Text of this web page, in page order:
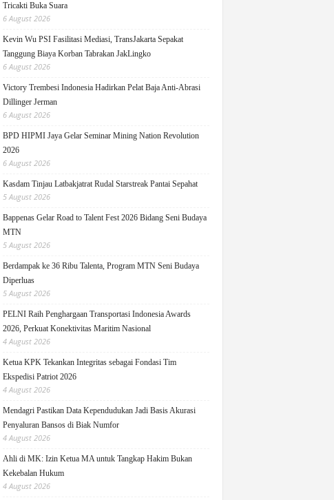
Tricakti Buka Suara
6 August 2026
Kevin Wu PSI Fasilitasi Mediasi, TransJakarta Sepakat
Tanggung Biaya Korban Tabrakan JakLingko
6 August 2026
Victory Trembesi Indonesia Hadirkan Pelat Baja Anti-Abrasi
Dillinger Jerman
6 August 2026
BPD HIPMI Jaya Gelar Seminar Mining Nation Revolution
2026
6 August 2026
Kasdam Tinjau Latbakjatrat Rudal Starstreak Pantai Sepahat
5 August 2026
Bappenas Gelar Road to Talent Fest 2026 Bidang Seni Budaya
MTN
5 August 2026
Berdampak ke 36 Ribu Talenta, Program MTN Seni Budaya
Diperluas
5 August 2026
PELNI Raih Penghargaan Transportasi Indonesia Awards
2026, Perkuat Konektivitas Maritim Nasional
4 August 2026
Ketua KPK Tekankan Integritas sebagai Fondasi Tim
Ekspedisi Patriot 2026
4 August 2026
Mendagri Pastikan Data Kependudukan Jadi Basis Akurasi
Penyaluran Bansos di Biak Numfor
4 August 2026
Ahli di MK: Izin Ketua MA untuk Tangkap Hakim Bukan
Kekebalan Hukum
4 August 2026